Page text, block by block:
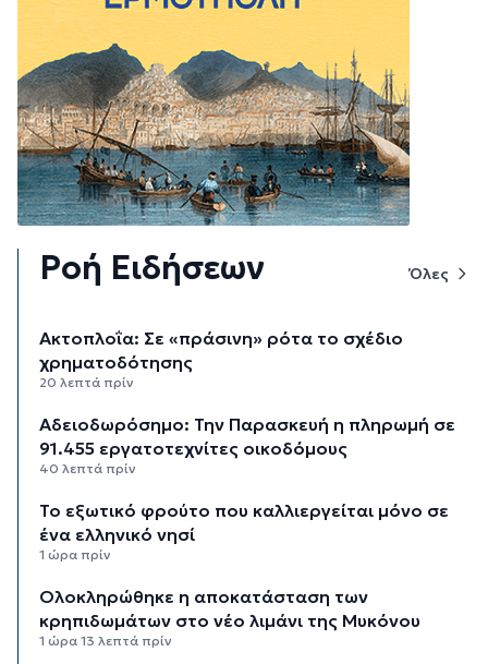
Ροή Ειδήσεων Όλες
Aκτοπλοΐα: Σε «πράσινη» ρότα το σχέδιο
χρηματοδότησης
20 λεπτά πρίν
Αδειοδωρόσημο: Την Παρασκευή η πληρωμή σε
91.455 εργατοτεχνίτες οικοδόμους
40 λεπτά πρίν
Το εξωτικό φρούτο που καλλιεργείται μόνο σε
ένα ελληνικό νησί
1 ώρα πρίν
Ολοκληρώθηκε η αποκατάσταση των
κρηπιδωμάτων στο νέο λιμάνι της Μυκόνου
1 ώρα 13 λεπτά πρίν